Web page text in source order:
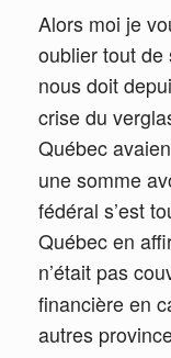
Alors moi je
oublier tout de
nous doit
crise du
Québec
une somme
fédéral s’est
Québec en
n’était pas
financière en
autres